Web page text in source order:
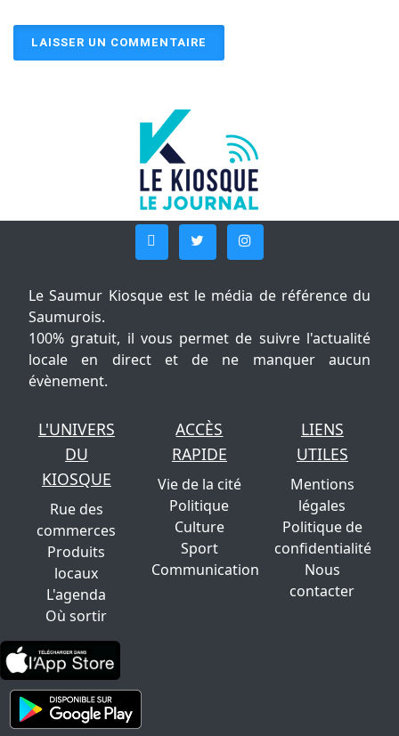
Le Saumur Kiosque est le média de référence du
Saumurois.
100% gratuit, il vous permet de suivre l'actualité
locale en direct et de ne manquer aucun
évènement.
L'UNIVERS
DU
KIOSQUE
Rue des
commerces
Produits
locaux
L'agenda
Où sortir
ACCÈS
RAPIDE
Vie de la cité
Politique
Culture
Sport
Communication
LIENS
UTILES
Mentions
légales
Politique de
confidentialité
Nous
contacter